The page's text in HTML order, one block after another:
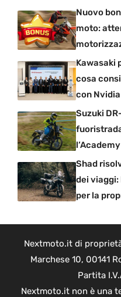
Nuovo
moto:
Kawasaki
cosa
con Nvidia
Suzuki
l’Academy
Shad
dei viaggi:
per la
Nextmoto.it di
Marchese 10, 00141
Partita
Nextmoto.it non è una